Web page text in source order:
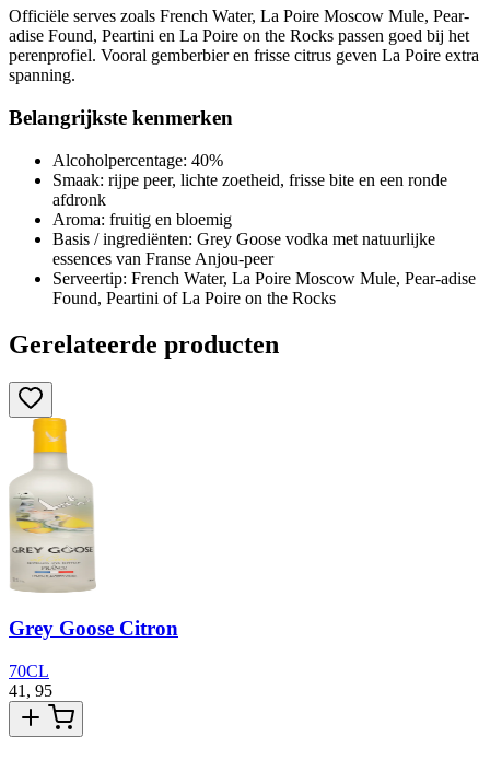
Officiële serves zoals French Water, La Poire Moscow Mule, Pear-
adise Found, Peartini en La Poire on the Rocks passen goed bij het
perenprofiel. Vooral gemberbier en frisse citrus geven La Poire extra
spanning.
Belangrijkste kenmerken
Alcoholpercentage: 40%
Smaak: rijpe peer, lichte zoetheid, frisse bite en een ronde
afdronk
Aroma: fruitig en bloemig
Basis / ingrediënten: Grey Goose vodka met natuurlijke
essences van Franse Anjou-peer
Serveertip: French Water, La Poire Moscow Mule, Pear-adise
Found, Peartini of La Poire on the Rocks
Gerelateerde producten
Grey Goose Citron
70CL
41, 95